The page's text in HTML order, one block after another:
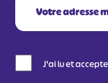
J'ai lu et